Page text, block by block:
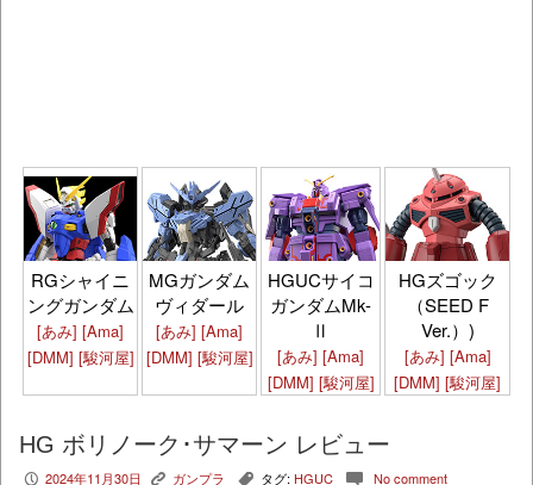
RGシャイニ
ングガンダム
[あみ] [Ama]
[DMM] [駿河屋]
MGガンダム
ヴィダール
[あみ] [Ama]
[DMM] [駿河屋]
HGUCサイコ
ガンダムMk-
Ⅱ
[あみ] [Ama]
[DMM] [駿河屋]
HGズゴック
（SEED F
Ver.）)
[あみ] [Ama]
[DMM] [駿河屋]
HG ボリノーク･サマーン レビュー
P 2024年11月30日 K ガンプラ , タグ: HGUC c No comment